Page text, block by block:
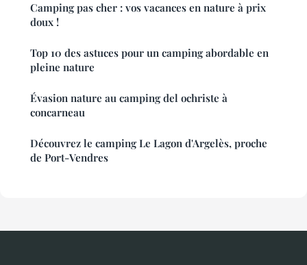
Camping pas cher : vos vacances en nature à prix
doux !
Top 10 des astuces pour un camping abordable en
pleine nature
Évasion nature au camping del ochriste à
concarneau
Découvrez le camping Le Lagon d'Argelès, proche
de Port-Vendres